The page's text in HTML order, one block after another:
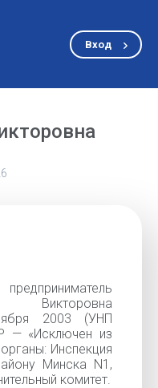
Вход
2003 (УНП
— «Исключен из
Инспекция
Минска N1,
комитет.